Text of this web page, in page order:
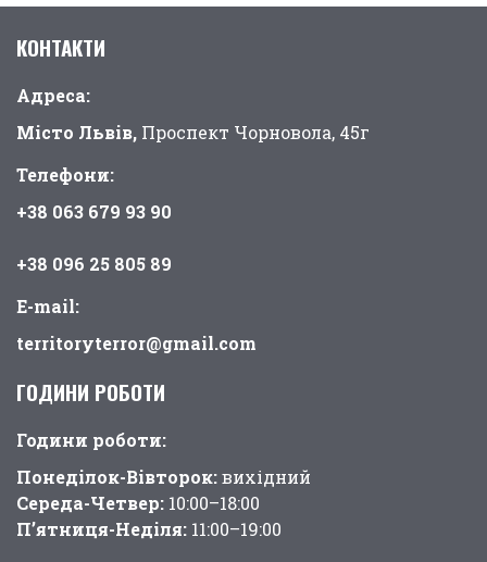
КОНТАКТИ
Адреса:
Місто Львів, Проспект Чорновола, 45г
Телефони:
+38 063 679 93 90
+38 096 25 805 89
E-mail:
territoryterror@gmail.com
ГОДИНИ РОБОТИ
Години pоботи:
Понеділок-Вівторок:вихідний
Середа-Четвер: 10:00–18:00
П’ятниця-Неділя: 11:00–19:00